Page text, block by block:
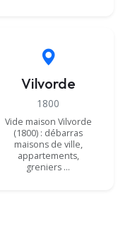
Vilvorde
1800
Vide maison Vilvorde
(1800) : débarras
maisons de ville,
appartements,
greniers …